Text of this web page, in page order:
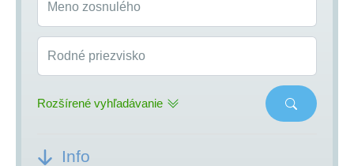
Meno zosnulého
Rodné priezvisko
Rozšírené vyhľadávanie
Info